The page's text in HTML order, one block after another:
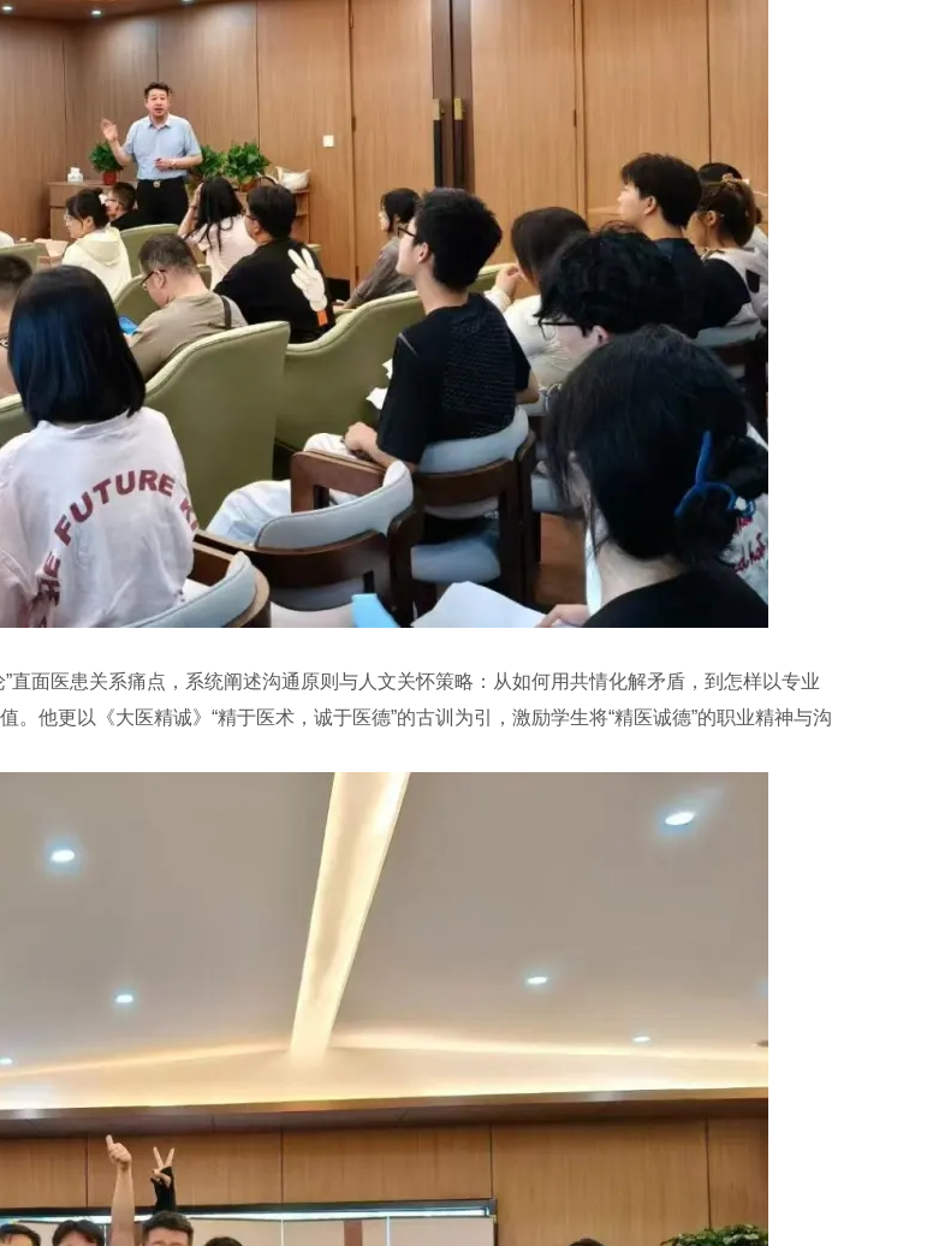
面医患关系痛点，系统阐述沟通原则与人文关怀策略：从如何用共情化解矛盾，到怎样以专业
他更以《大医精诚》“精于医术，诚于医德”的古训为引，激励学生将“精医诚德”的职业精神与沟